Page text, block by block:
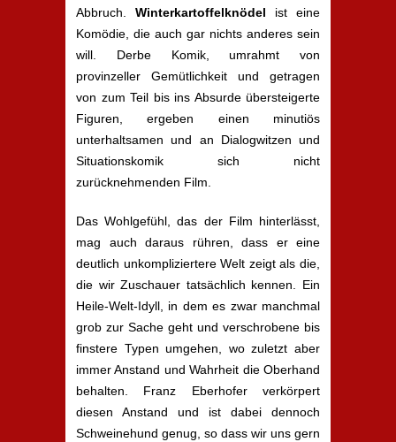
Abbruch. Winterkartoffelknödel ist eine
Komödie, die auch gar nichts anderes sein
will. Derbe Komik, umrahmt von
provinzeller Gemütlichkeit und getragen
von zum Teil bis ins Absurde übersteigerte
Figuren, ergeben einen minutiös
unterhaltsamen und an Dialogwitzen und
Situationskomik sich nicht
zurücknehmenden Film.
Das Wohlgefühl, das der Film hinterlässt,
mag auch daraus rühren, dass er eine
deutlich unkompliziertere Welt zeigt als die,
die wir Zuschauer tatsächlich kennen. Ein
Heile-Welt-Idyll, in dem es zwar manchmal
grob zur Sache geht und verschrobene bis
finstere Typen umgehen, wo zuletzt aber
immer Anstand und Wahrheit die Oberhand
behalten. Franz Eberhofer verkörpert
diesen Anstand und ist dabei dennoch
Schweinehund genug, so dass wir uns gern